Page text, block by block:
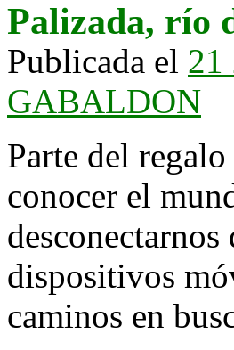
Palizada, río
Publicada el 21
GABALDON
Parte del
conocer el
dispositivos
caminos en